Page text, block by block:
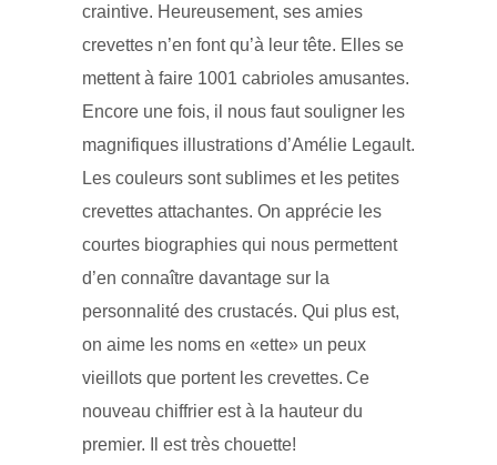
craintive. Heureusement, ses amies
crevettes n’en font qu’à leur tête. Elles se
mettent à faire 1001 cabrioles amusantes.
Encore une fois, il nous faut souligner les
magnifiques illustrations d’Amélie Legault.
Les couleurs sont sublimes et les petites
crevettes attachantes. On apprécie les
courtes biographies qui nous permettent
d’en connaître davantage sur la
personnalité des crustacés. Qui plus est,
on aime les noms en «ette» un peux
vieillots que portent les crevettes. Ce
nouveau chiffrier est à la hauteur du
premier. Il est très chouette!